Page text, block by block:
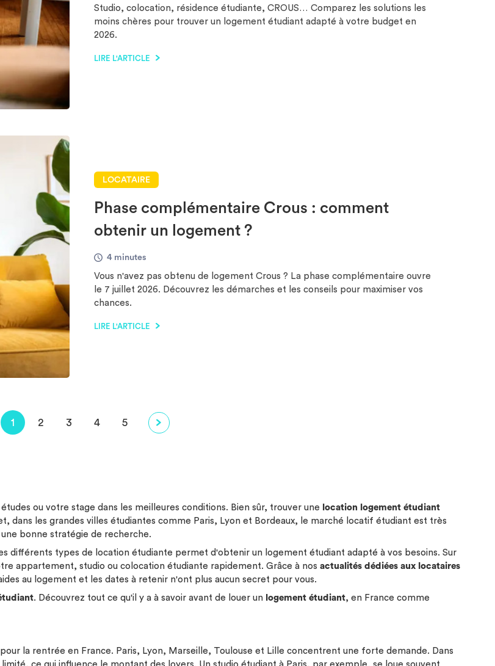
Studio, colocation, résidence étudiante, CROUS… Comparez les solutions les
moins chères pour trouver un logement étudiant adapté à votre budget en
2026.
LIRE L'ARTICLE
LOCATAIRE
Phase complémentaire Crous : comment
obtenir un logement ?
4 minutes
Vous n'avez pas obtenu de logement Crous ? La phase complémentaire ouvre
le 7 juillet 2026. Découvrez les démarches et les conseils pour maximiser vos
chances.
LIRE L'ARTICLE
1 2 3 4 5
ou votre stage dans les meilleures conditions. Bien sûr, trouver une location logement étudiant
dans les grandes villes étudiantes comme Paris, Lyon et Bordeaux, le marché locatif étudiant est très
bonne stratégie de recherche.
différents types de location étudiante permet d'obtenir un logement étudiant adapté à vos besoins. Sur
appartement, studio ou colocation étudiante rapidement. Grâce à nos actualités dédiées aux locataires
au logement et les dates à retenir n'ont plus aucun secret pour vous.
. Découvrez tout ce qu'il y a à savoir avant de louer un logement étudiant, en France comme
la rentrée en France. Paris, Lyon, Marseille, Toulouse et Lille concentrent une forte demande. Dans